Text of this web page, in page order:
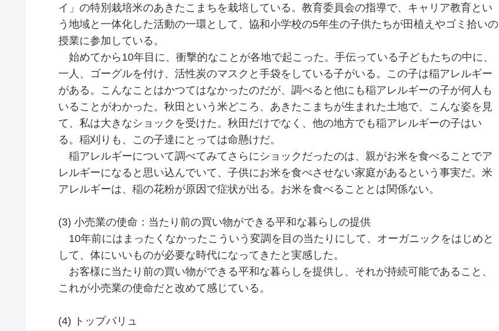
イ」の特別栽培米のあきたこまちを栽培している。教育委員会の指導で、キャリア教育とい
う地域と一体化した活動の一環として、協和小学校の5年生の子供たちが田植えやゴミ拾いの
授業に参加している。
始めてから10年目に、衝撃的なことが各地で起こった。手伝っている子どもたちの中に、
一人、ゴーグルを付け、活性炭のマスクと手袋をしている子がいる。この子は稲アレルギー
がある。こんなことはかつてはなかったのだが、調べると他にも稲アレルギーの子が何人も
いることがわかった。秋田という米どころ、あきたこまちが生まれた土地で、こんな姿を見
て、私は大きなショックを受けた。秋田だけでなく、他の地方でも稲アレルギーの子はい
る。稲刈りも、この子達にとっては命懸けだ。
稲アレルギーについて調べてみてさらにショックだったのは、親がお米を食べることでア
レルギーになると思い込んでいて、子供にお米を食べさせない家庭があるという事実だ。米
アレルギーは、稲の花粉が原因で症状が出る。お米を食べることとは関係ない。
(3) 小売業の使命：当たり前の買い物ができる平和な暮らしの提供
10年前にはまったくなかったこういう変調を目の当たりにして、オーガニックをはじめと
して、体にいいものが必要な時代になってきたと実感した。
お客様に当たり前の買い物ができる平和な暮らしを提供し、それが持続可能であること、
これが小売業の使命だと改めて感じている。
(4) トップバリュ